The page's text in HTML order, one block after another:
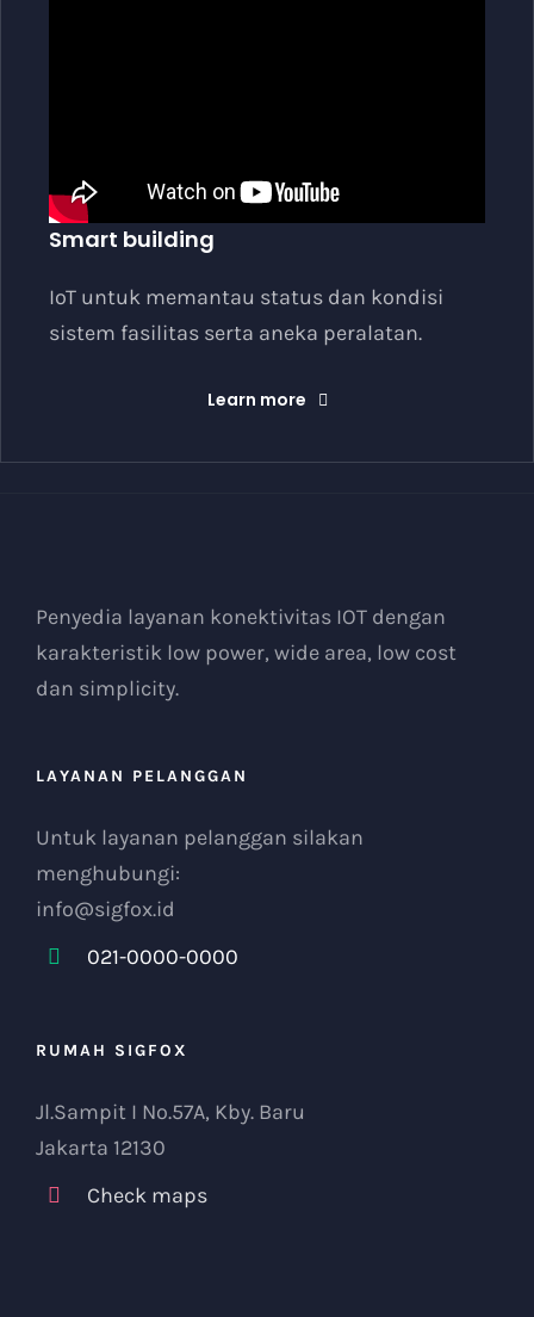
Smart building
IoT untuk memantau status dan kondisi
sistem fasilitas serta aneka peralatan.
Learn more
Penyedia layanan konektivitas IOT dengan
karakteristik low power, wide area, low cost
dan simplicity.
LAYANAN PELANGGAN
Untuk layanan pelanggan silakan
menghubungi:
info@sigfox.id
021-0000-0000
RUMAH SIGFOX
Jl.Sampit I No.57A, Kby. Baru
Jakarta 12130
Check maps